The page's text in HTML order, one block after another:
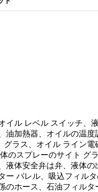
ル レベル スイッチ、
加熱器、オイルの温度
ラス、オイル ライン
のスプレーのサイト グ
体安全弁は弁、液体の
バレル、吸込フィル
ホース、石油フィルタ